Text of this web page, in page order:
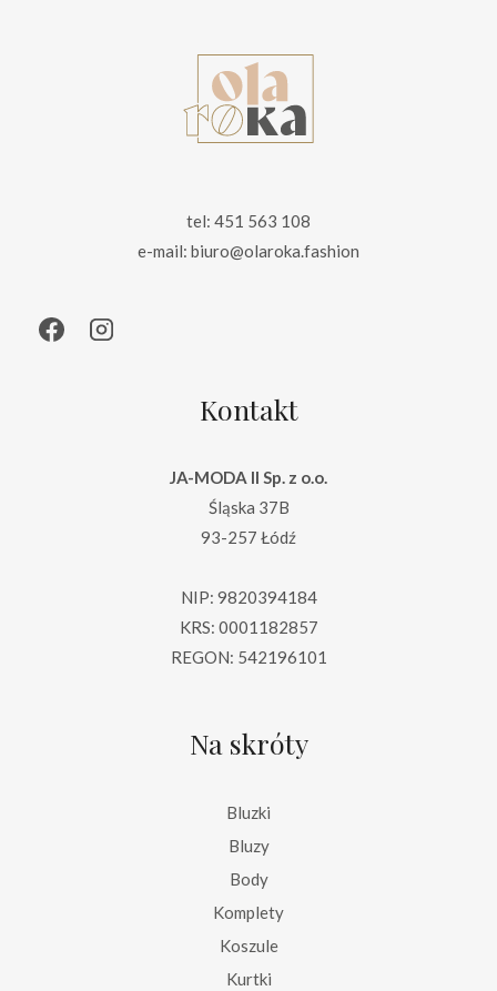
tel: 451 563 108
e-mail: biuro@olaroka.fashion
Kontakt
JA-MODA II Sp. z o.o.
Śląska 37B
93-257 Łódź
NIP: 9820394184
KRS: 0001182857
REGON: 542196101
Na skróty
Bluzki
Bluzy
Body
Komplety
Koszule
Kurtki